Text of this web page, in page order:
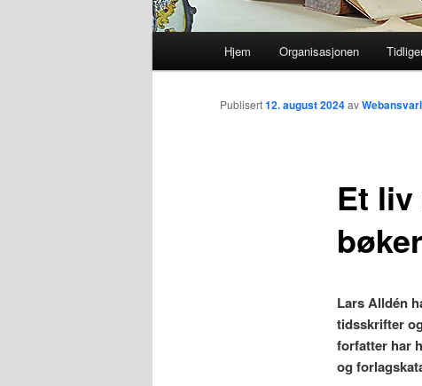
Gå
direkte
Hjem Organisasjonen
Et
bøker
Publisert12. august 2024av
Lars Alldén
tidsskrifter
forfatter har
og